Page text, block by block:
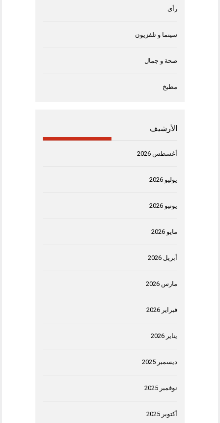
رأى
سينما و تلفزيون
صحة و جمال
مطبخ
الأرشيف
أغسطس 2026
يوليو 2026
يونيو 2026
مايو 2026
أبريل 2026
مارس 2026
فبراير 2026
يناير 2026
ديسمبر 2025
نوفمبر 2025
أكتوبر 2025